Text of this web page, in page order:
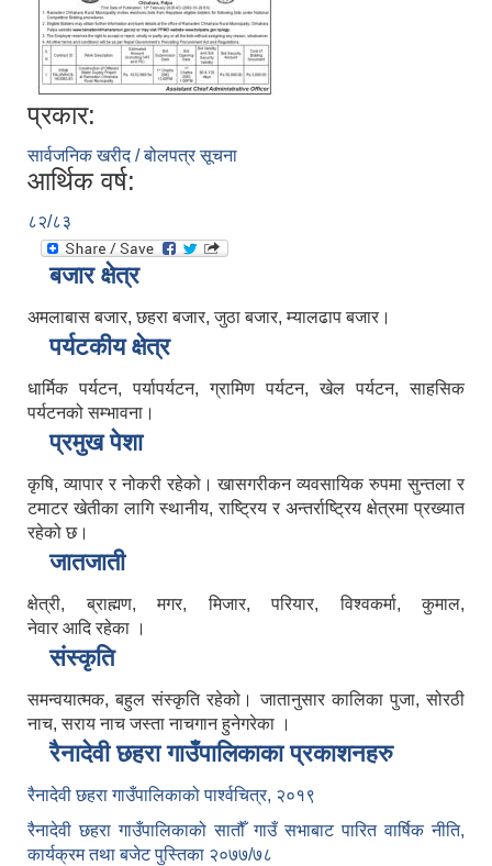
प्रकार:
सार्वजनिक खरीद / बोलपत्र सूचना
आर्थिक वर्ष:
८२/८३
बजार क्षेत्र
अमलाबास बजार, छहरा बजार, जुठा बजार, म्यालढाप बजार।
पर्यटकीय क्षेत्र
धार्मिक पर्यटन, पर्यापर्यटन, ग्रामिण पर्यटन, खेल पर्यटन, साहसिक
पर्यटनको सम्भावना।
प्रमुख पेशा
कृषि, व्यापार र नोकरी रहेको। खासगरीकन व्यवसायिक रुपमा सुन्तला र
टमाटर खेतीका लागि स्थानीय, राष्ट्रिय र अन्तर्राष्ट्रिय क्षेत्रमा प्रख्यात
रहेको छ।
जातजाती
क्षेत्री, ब्राह्मण, मगर, मिजार, परियार, विश्वकर्मा, कुमाल,
नेवार आदि रहेका ।
संस्कृति
समन्वयात्मक, बहुल संस्कृति रहेको। जातानुसार कालिका पुजा, सोरठी
नाच, सराय नाच जस्ता नाचगान हुनेगरेका ।
रैनादेवी छहरा गाउँपालिकाका प्रकाशनहरु
रैनादेवी छहरा गाउँपालिकाको पार्श्वचित्र, २०१९
रैनादेवी छहरा गाउँपालिकाको सातौँ गाउँ सभाबाट पारित वार्षिक नीति,
कार्यक्रम तथा बजेट पुस्तिका २०७७/७८